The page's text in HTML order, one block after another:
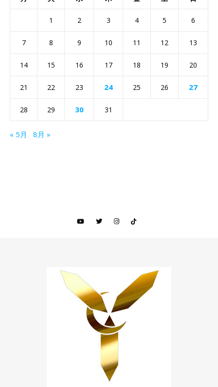
1 2 3 4 5 6
7 8 9 10 11 12 13
14 15 16 17 18 19 20
21 22 23 24 25 26 27
28 29 30 31
« 5月 8月 »